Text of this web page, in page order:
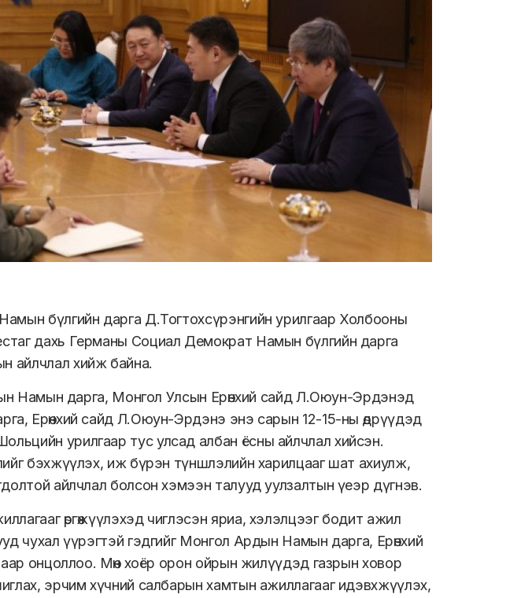
бүлгийн дарга Д.Тогтохсүрэнгийн урилгаар Холбооны
дахь Германы Социал Демократ Намын бүлгийн дарга
айлчлал хийж байна.
Намын дарга, Монгол Улсын Ерөнхий сайд Л.Оюун-Эрдэнэд
Ерөнхий сайд Л.Оюун-Эрдэнэ энэ сарын 12-15-ны өдрүүдэд
урилгаар тус улсад албан ёсны айлчлал хийсэн.
бэхжүүлэх, иж бүрэн түншлэлийн харилцааг шат ахиулж,
айлчлал болсон хэмээн талууд уулзалтын үеэр дүгнэв.
өргөжүүлэхэд чиглэсэн яриа, хэлэлцээг бодит ажил
чухал үүрэгтэй гэдгийг Монгол Ардын Намын дарга, Ерөнхий
онцоллоо. Мөн хоёр орон ойрын жилүүдэд газрын ховор
эрчим хүчний салбарын хамтын ажиллагааг идэвхжүүлэх,